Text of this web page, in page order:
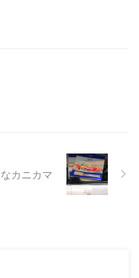
カニカマ